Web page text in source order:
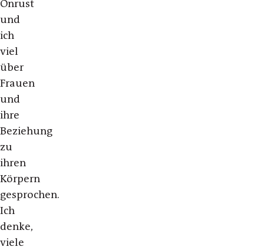
Onrust
und
ich
viel
über
Frauen
und
ihre
Beziehung
zu
ihren
Körpern
gesprochen.
Ich
denke,
viele